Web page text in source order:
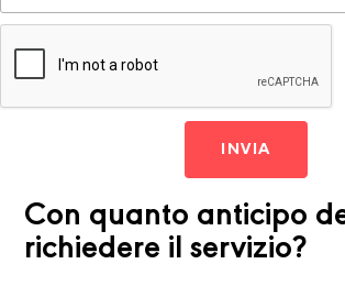
INVIA
Con quanto anticipo
richiedere il servizio?